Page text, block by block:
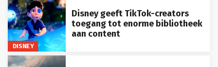
DISNEY
Disney geeft TikTok-creators
toegang tot enorme bibliotheek
aan content